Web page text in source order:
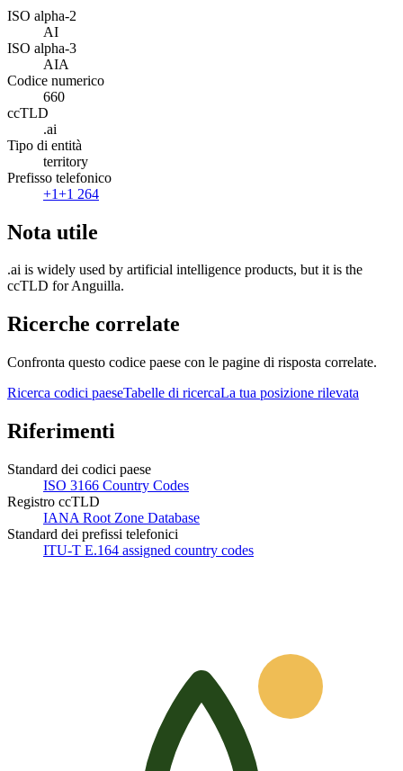
ISO alpha-2
AI
ISO alpha-3
AIA
Codice numerico
660
ccTLD
.ai
Tipo di entità
territory
Prefisso telefonico
+1+1 264
Nota utile
.ai is widely used by artificial intelligence products, but it is the
ccTLD for Anguilla.
Ricerche correlate
Confronta questo codice paese con le pagine di risposta correlate.
Ricerca codici paeseTabelle di ricercaLa tua posizione rilevata
Riferimenti
Standard dei codici paese
ISO 3166 Country Codes
Registro ccTLD
IANA Root Zone Database
Standard dei prefissi telefonici
ITU-T E.164 assigned country codes